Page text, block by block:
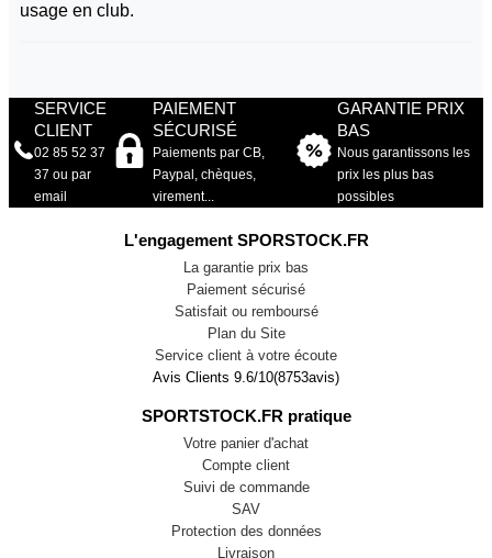
usage en club.
SERVICE
CLIENT
02 85 52 37
37 ou par
email
PAIEMENT
SÉCURISÉ
Paiements par CB,
Paypal, chèques,
virement...
GARANTIE PRIX
BAS
Nous garantissons les
prix les plus bas
possibles
L'engagement SPORSTOCK.FR
La garantie prix bas
Paiement sécurisé
Satisfait ou remboursé
Plan du Site
Service client à votre écoute
Avis Clients 9.6/10(8753avis)
SPORTSTOCK.FR pratique
Votre panier d'achat
Compte client
Suivi de commande
SAV
Protection des données
Livraison